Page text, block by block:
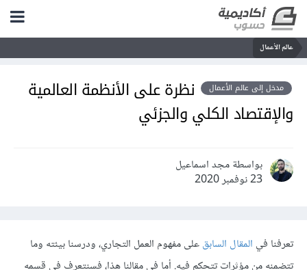
عالم الأعمال
مدخل إلى عالم الأعمال
نظرة على الأنظمة العالمية
والإقتصاد الكلي والجزئي
بواسطة مجد اسماعيل
23 نوفمبر 2020
تعرفنا في المقال السابقعلى مفهوم العمل التجاري، ودرسنا بيئته وما
تتضمنه من مؤثرات تتحكم فيه. أما في مقالنا هذا، فسنتعرف في قسمه